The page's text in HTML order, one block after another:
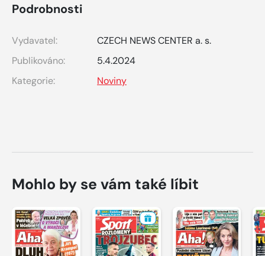
Podrobnosti
Vydavatel:
CZECH NEWS CENTER a. s.
Publikováno:
5.4.2024
Kategorie:
Noviny
Mohlo by se vám také líbit